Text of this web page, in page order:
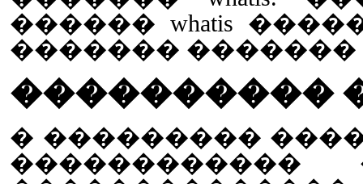
������ whatis
������� �������
����������
� ���������
������������